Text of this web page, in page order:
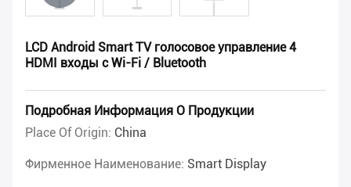
LCD Android Smart TV голосовое управление 4
HDMI входы с Wi-Fi / Bluetooth
Подробная Информация О Продукции
Place Of Origin: China
Фирменное Наименование: Smart Display